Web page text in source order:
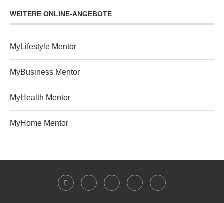
WEITERE ONLINE-ANGEBOTE
MyLifestyle Mentor
MyBusiness Mentor
MyHealth Mentor
MyHome Mentor